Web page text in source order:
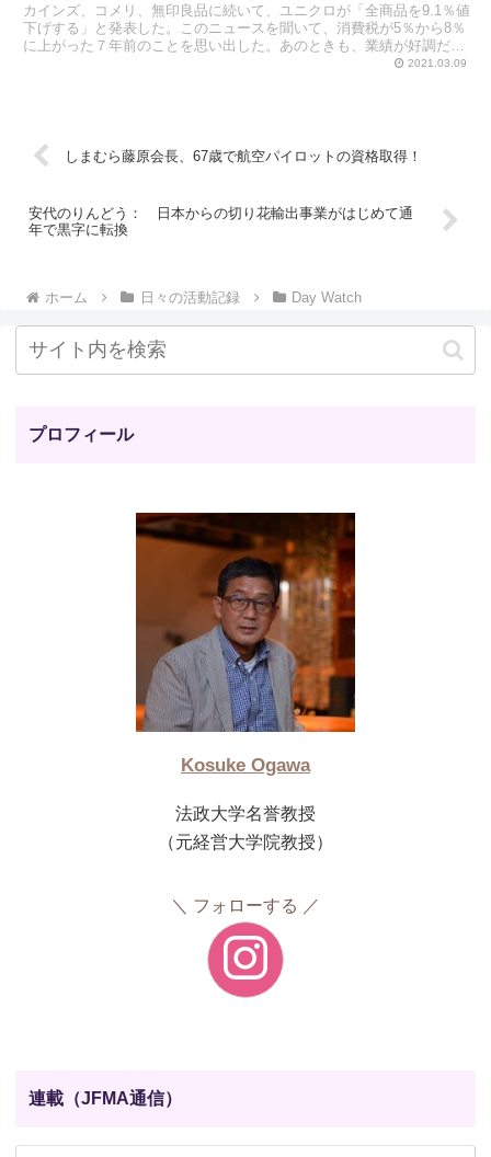
カインズ、コメリ、無印良品に続いて、ユニクロが「全商品を9.1％値
下げする」と発表した。このニュースを聞いて、消費税が5％から8％
に上がった７年前のことを思い出した。あのときも、業績が好調だっ
2021.03.09
しまむら藤原会長、67歳で航空パイロットの資格取得！
安代のりんどう： 日本からの切り花輸出事業がはじめて通
年で黒字に転換
ホーム 日々の活動記録 Day Watch
プロフィール
Kosuke Ogawa
法政大学名誉教授
（元経営大学院教授）
フォローする
連載（JFMA通信）